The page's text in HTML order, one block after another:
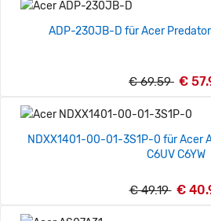
ADP-230JB-D für Acer
€ 69.59 €
NDXX1401-00-01-3S1P-0 für Acer
C6UV C6YW
€ 49.19 €